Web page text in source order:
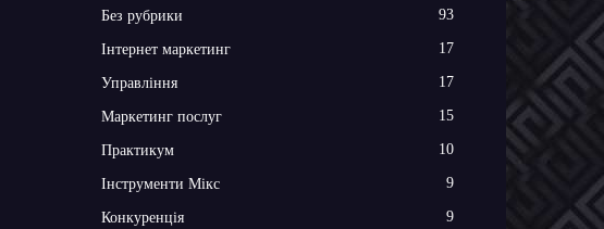
Без рубрики 93
Інтернет маркетинг 17
Управління 17
Маркетинг послуг 15
Практикум 10
Інструменти Мікс 9
Конкуренція 9